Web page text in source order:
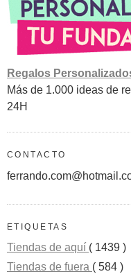
Regalos
Más de 1.000 ideas de
24H
CONTACTO
ETIQUETAS
Tiendas de aquí ( 1439 )
Tiendas de fuera ( 584 )